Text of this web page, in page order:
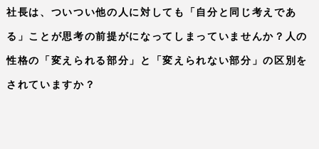
社長は、ついつい他の人に対しても「自分と同じ考えであ
る」ことが思考の前提がになってしまっていませんか？人の
性格の「変えられる部分」と「変えられない部分」の区別を
されていますか？